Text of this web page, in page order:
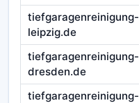
tiefgaragenreinigung-
leipzig.de
tiefgaragenreinigung-
dresden.de
tiefgaragenreinigung-